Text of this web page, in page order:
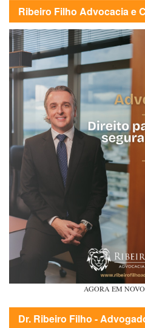
Ribeiro Filho Advocacia e
AGORA EM
Dr. Ribeiro Filho -